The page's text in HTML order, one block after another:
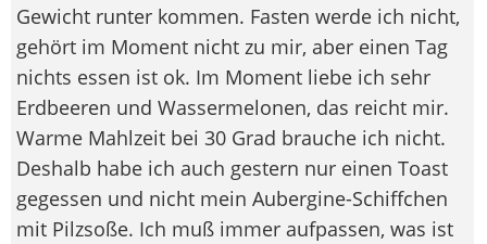
Gewicht runter kommen. Fasten werde ich nicht,
gehört im Moment nicht zu mir, aber einen Tag
nichts essen ist ok. Im Moment liebe ich sehr
Erdbeeren und Wassermelonen, das reicht mir.
Warme Mahlzeit bei 30 Grad brauche ich nicht.
Deshalb habe ich auch gestern nur einen Toast
gegessen und nicht mein Aubergine-Schiffchen
mit Pilzsoße. Ich muß immer aufpassen, was ist